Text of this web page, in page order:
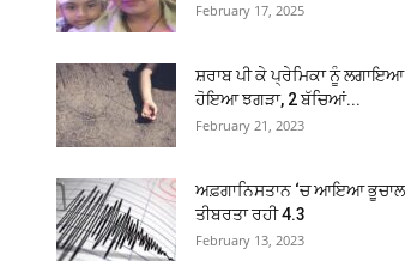
February 17, 2025
ਸ਼ਰਾਬ ਪੀ ਕੇ ਪ੍ਰੇਮਿਕਾ ਨੂੰ
ਹੋਇਆ ਝਗੜਾ, 2 ਬੱਚਿਆਂ...
February 21, 2023
ਅਫ਼ਗਾਨਿਸਤਾਨ ‘ਚ ਆਇਆ
ਤੀਬਰਤਾ ਰਹੀ 4.3
February 13, 2023